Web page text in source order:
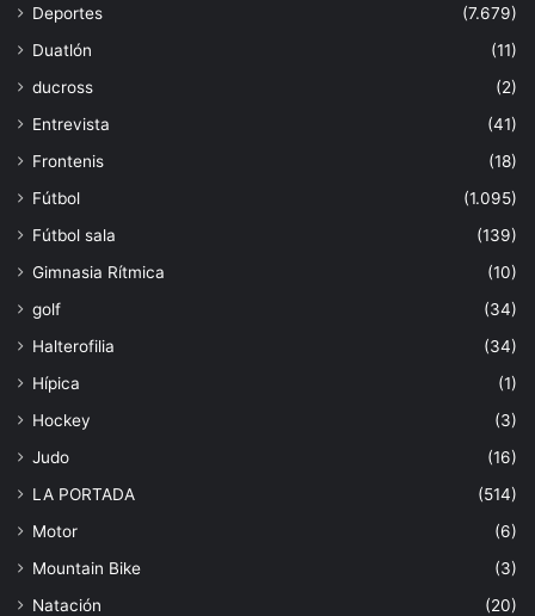
Deportes
(7.679)
Duatlón
(11)
ducross
(2)
Entrevista
(41)
Frontenis
(18)
Fútbol
(1.095)
Fútbol sala
(139)
Gimnasia Rítmica
(10)
golf
(34)
Halterofilia
(34)
Hípica
(1)
Hockey
(3)
Judo
(16)
LA PORTADA
(514)
Motor
(6)
Mountain Bike
(3)
Natación
(20)